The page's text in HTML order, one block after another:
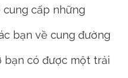
cấp những
bạn về cung đường
bạn có được một trải